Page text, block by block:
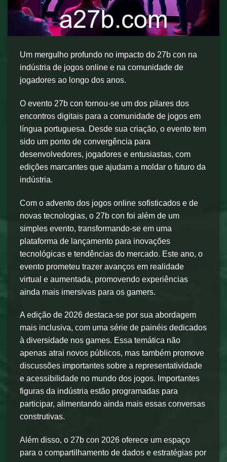
Um mergulho profundo no impacto do 27b con na
indústria de jogos online e na comunidade de
jogadores ao longo dos anos.
O evento 27b con tornou-se um dos pilares dos
encontros digitais para a comunidade de jogos em
língua portuguesa. Desde sua criação, o evento tem
sido um ponto de convergência para
desenvolvedores, jogadores e entusiastas, com
edições marcantes que ajudam a moldar o futuro da
indústria.
Com o advento dos jogos online sofisticados e de
novas tecnologias, o 27b con foi além de um
simples evento, transformando-se em uma
plataforma de lançamento para inovações
tecnológicas e tendências do mercado. Este ano, o
evento prometeu trazer avanços em realidade
virtual e aumentada, promovendo experiências
ainda mais imersivas para os gamers.
A edição de 2026 destaca-se por sua abordagem
mais inclusiva, com uma série de painéis dedicados
à diversidade nos games. Essa temática não
apenas atrai novos públicos, mas também promove
discussões importantes sobre a representatividade
e acessibilidade no mundo dos jogos. Importantes
figuras da indústria estão programadas para
participar, alimentando ainda mais essas conversas
construtivas.
Além disso, o 27b con 2026 oferece um espaço
para o compartilhamento de dados e estratégias por